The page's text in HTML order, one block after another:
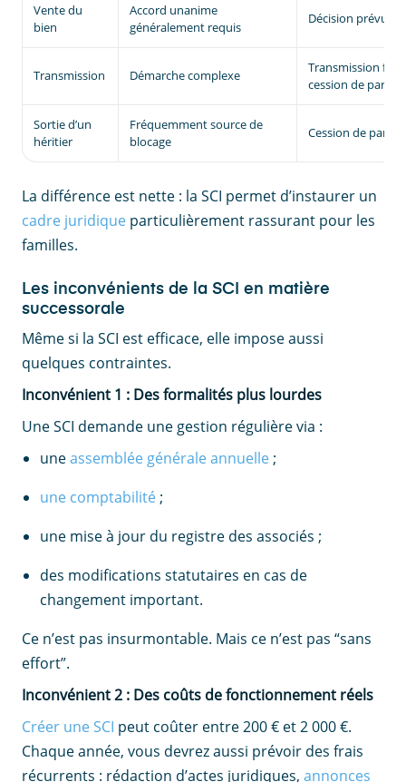
Vente du
bien
Accord unanime
généralement requis
Décision prévue
Transmission Démarche complexe
Transmission
cession de parts
Sortie d’un
héritier
Fréquemment source de
blocage
Cession de parts
La différence est nette : la SCI permet d’instaurer un
cadre juridique particulièrement rassurant pour les
familles.
Les inconvénients de la SCI en matière
successorale
Même si la SCI est efficace, elle impose aussi
quelques contraintes.
Inconvénient 1 : Des formalités plus lourdes
Une SCI demande une gestion régulière via :
uneassemblée générale annuelle ;
une comptabilité ;
une mise à jour du registre des associés ;
des modifications statutaires en cas de
changement important.
Ce n’est pas insurmontable. Mais ce n’est pas “sans
effort”.
Inconvénient 2 : Des coûts de fonctionnement réels
Créer une SCI peut coûter entre 200 € et 2 000 €.
Chaque année, vous devrez aussi prévoir des frais
récurrents : rédaction d’actes juridiques, annonces